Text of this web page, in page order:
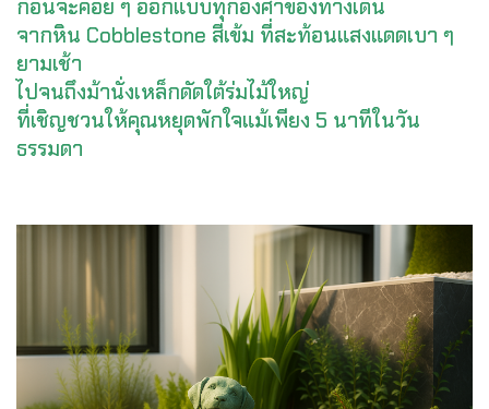
ก่อนจะค่อย ๆ ออกแบบทุกองศาของทางเดิน
จากหิน Cobblestone สีเข้ม ที่สะท้อนแสงแดดเบา ๆ
ยามเช้า
ไปจนถึงม้านั่งเหล็กดัดใต้ร่มไม้ใหญ่
ที่เชิญชวนให้คุณหยุดพักใจแม้เพียง 5 นาทีในวัน
ธรรมดา